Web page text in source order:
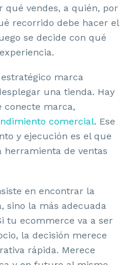
qué vendes, a quién, por
recorrido debe hacer el
se decide con qué
marca
una tienda. Hay
marca,
comercial. Ese
y ejecución es el que
de ventas
en encontrar la
sino la más adecuada
tu ecommerce va a ser
la decisión merece
rápida. Merece